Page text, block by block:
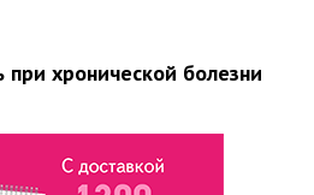
при хронической болезни